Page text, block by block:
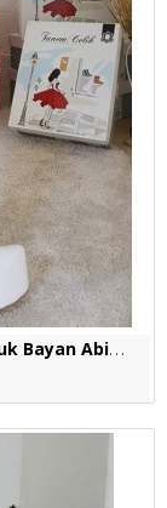
T
anemçelik Beyaz Cilt 16 cm İnce Topuk Bayan Abiye Ayakkabı